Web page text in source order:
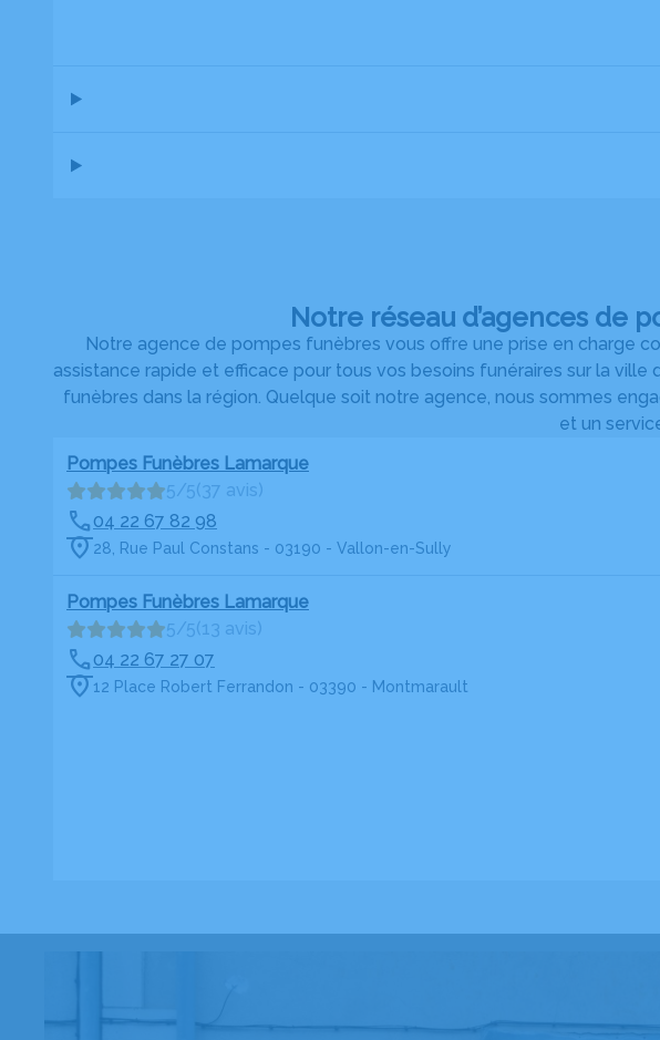
Notre réseau d’agences de
Notre agence de pompes funèbres vous offre une prise en charge
assistance rapide et efficace pour tous vos besoins funéraires sur la
funèbres dans la région. Quelque soit notre agence, nous sommes
et un
Pompes Funèbres Lamarque
5/5(37 avis)
04 22 67 82 98
28, Rue Paul Constans - 03190 - Vallon-en-Sully
Pompes Funèbres Lamarque
5/5(13 avis)
04 22 67 27 07
12 Place Robert Ferrandon - 03390 - Montmarault